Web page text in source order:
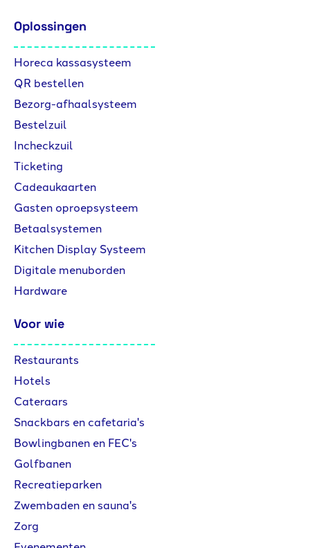
Oplossingen
Horeca kassasysteem
QR bestellen
Bezorg-afhaalsysteem
Bestelzuil
Incheckzuil
Ticketing
Cadeaukaarten
Gasten oproepsysteem
Betaalsystemen
Kitchen Display Systeem
Digitale menuborden
Hardware
Voor wie
Restaurants
Hotels
Cateraars
Snackbars en cafetaria's
Bowlingbanen en FEC's
Golfbanen
Recreatieparken
Zwembaden en sauna's
Zorg